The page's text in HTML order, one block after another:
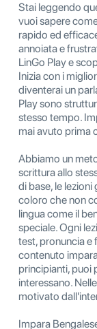
Stai leggendo
vuoi sapere
rapido ed
annoiata e
LinGo Play e
Inizia con i
diventerai un
Play sono
stesso tempo.
mai avuto prima
Abbiamo un
scrittura allo
di base, le
coloro che non
lingua come il
speciale. Ogni
test, pronuncia e
contenuto
principianti, puoi
interessano.
motivato
Impara